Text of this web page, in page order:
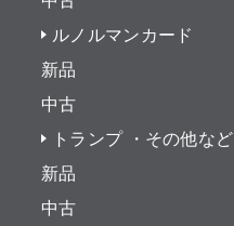
ルノルマンカード
新品
中古
トランプ ・その他など
新品
中古